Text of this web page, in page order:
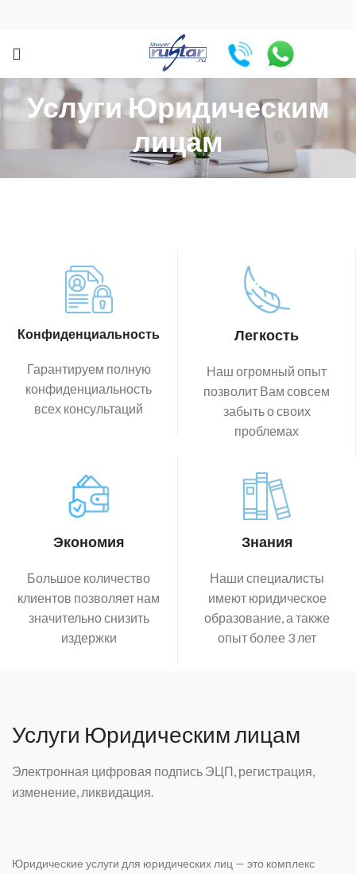
Услуги Юридическим
лицам
Конфиденциальность
Гарантируем полную
конфиденциальность
всех консультаций
Легкость
Наш огромный опыт
позволит Вам совсем
забыть о своих
проблемах
Экономия
Большое количество
клиентов позволяет нам
значительно снизить
издержки
Знания
Наши специалисты
имеют юридическое
образование, а также
опыт более 3 лет
Услуги Юридическим лицам
Электронная цифровая подпись ЭЦП, регистрация,
изменение, ликвидация.
Юридические услуги для юридических лиц — это комплекс